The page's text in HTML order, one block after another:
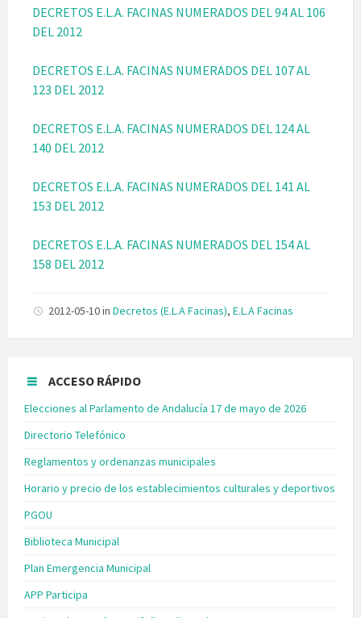
DECRETOS E.L.A. FACINAS NUMERADOS DEL 94 AL 106
DEL 2012
DECRETOS E.L.A. FACINAS NUMERADOS DEL 107 AL
123 DEL 2012
DECRETOS E.L.A. FACINAS NUMERADOS DEL 124 AL
140 DEL 2012
DECRETOS E.L.A. FACINAS NUMERADOS DEL 141 AL
153 DEL 2012
DECRETOS E.L.A. FACINAS NUMERADOS DEL 154 AL
158 DEL 2012
2012-05-10in Decretos (E.L.A Facinas), E.L.A Facinas
ACCESO RÁPIDO
Elecciones al Parlamento de Andalucía 17 de mayo de 2026
Directorio Telefónico
Reglamentos y ordenanzas municipales
Horario y precio de los establecimientos culturales y deportivos
PGOU
Biblioteca Municipal
Plan Emergencia Municipal
APP Participa